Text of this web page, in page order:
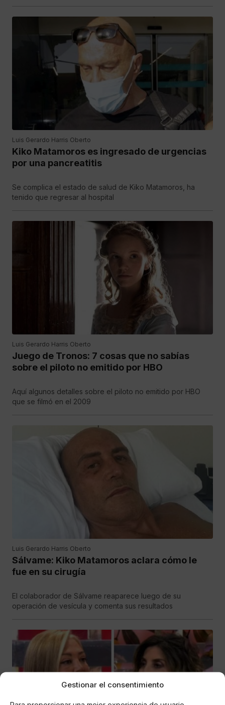
Gestionar el consentimiento
Luis Gerardo Harris Oberto
Kiko Matamoros es ingresado de urgencias
por una pancreatitis
Se complica el estado de salud de Kiko Matamoros, ha
tenido que regresar al hospital
Luis Gerardo Harris Oberto
Juego de Tronos: 7 cosas que no sabías
sobre el piloto no emitido por HBO
Aquí algunos detalles sobre el piloto no emitido por HBO
que se filmó en el 2009
Luis Gerardo Harris Oberto
Sálvame: Kiko Matamoros aclara cómo le
fue en su cirugía
El colaborador de Sálvame reaparece luego de su
operación de vesícula y comenta sus resultados